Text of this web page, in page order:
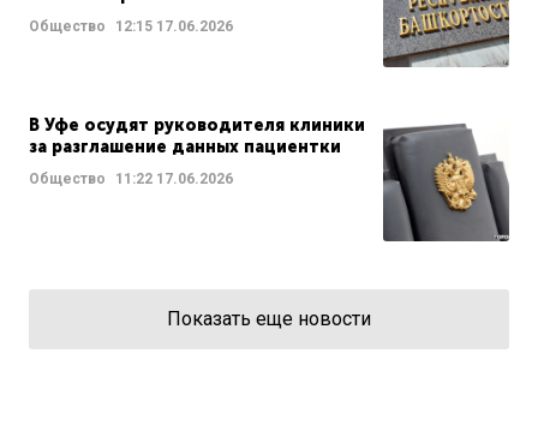
Общество 12:15 17.06.2026
В Уфе осудят руководителя клиники
за разглашение данных пациентки
Общество 11:22 17.06.2026
Показать еще новости